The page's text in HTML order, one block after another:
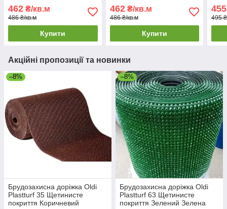
462 ₴/кв.м
486 ₴/кв.м
Купити
462₴/кв.м
486 ₴/кв.м
Купити
для
455
495
Акційні пропозиції та новинки
–8%
Брудозахисна доріжка Oldi
Plastturf 35 Щетинисте
покриття Коричневий
–8%
Брудозахисна доріжка Oldi
Plastturf 63 Щетинисте
покриття Зелений Зелена